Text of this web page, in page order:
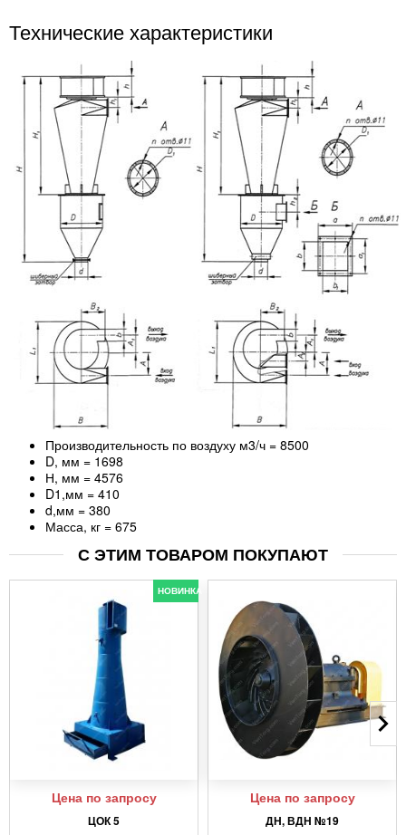
Технические характеристики
Производительность по воздуху м3/ч = 8500
D, мм = 1698
Н, мм = 4576
D1,мм = 410
d,мм = 380
Масса, кг = 675
С ЭТИМ ТОВАРОМ ПОКУПАЮТ
НОВИНКА
Цена по запросу
ЦОК 5
Цена по запросу
ДН, ВДН №19